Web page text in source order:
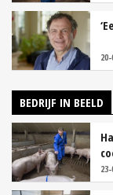
BEDRIJF IN BEELD